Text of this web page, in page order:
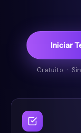
Iniciar
Gratuito ·